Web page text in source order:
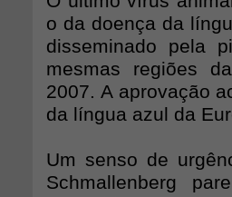
o da doença da
disseminado pela
mesmas regiões
2007. A aprovação
da língua azul da
Um senso de
Schmallenberg